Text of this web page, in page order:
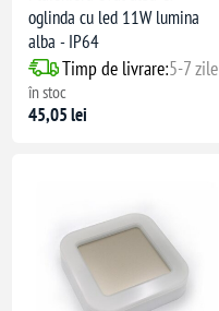
oglinda cu led 11W lumina
alba - IP64
Timp de livrare:5-7 zile
în stoc
45,05 lei